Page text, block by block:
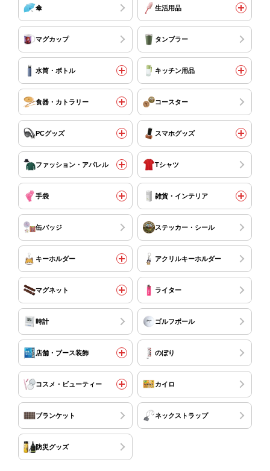
傘 生活用品
マグカップ タンブラー
水筒・ボトル キッチン用品
食器・カトラリー コースター
PCグッズ スマホグッズ
ファッション・アパレル Tシャツ
手袋 雑貨・インテリア
缶バッジ ステッカー・シール
キーホルダー アクリルキーホルダー
マグネット ライター
時計 ゴルフボール
店舗・ブース装飾 のぼり
コスメ・ビューティー カイロ
ブランケット ネックストラップ
防災グッズ